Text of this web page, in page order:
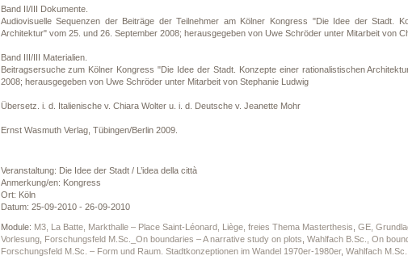
Band II/III Dokumente.
Audiovisuelle Sequenzen der Beiträge der Teilnehmer am Kölner Kongress "Die Idee der Stadt.
Architektur" vom 25. und 26. September 2008; herausgegeben von Uwe Schröder unter Mitarbeit von
Band III/III Materialien.
Beitragsersuche zum Kölner Kongress "Die Idee der Stadt. Konzepte einer rationalistischen
2008; herausgegeben von Uwe Schröder unter Mitarbeit von Stephanie Ludwig
Übersetz. i. d. Italienische v. Chiara Wolter u. i. d. Deutsche v. Jeanette Mohr
Ernst Wasmuth Verlag, Tübingen/Berlin 2009.
Veranstaltung: Die Idee der Stadt / L’idea della città
Anmerkung/en: Kongress
Ort: Köln
Datum: 25-09-2010 - 26-09-2010
Module: M3, La Batte, Markthalle – Place Saint-Léonard, Liège, freies Thema Masterthesis GE,
Vorlesung, Forschungsfeld M.Sc._On boundaries – A narrative study on plots Wahlfach B.Sc., On
Forschungsfeld M.Sc. – Form und Raum. Stadtkonzeptionen im Wandel 1970er-1980er, Wahlfach